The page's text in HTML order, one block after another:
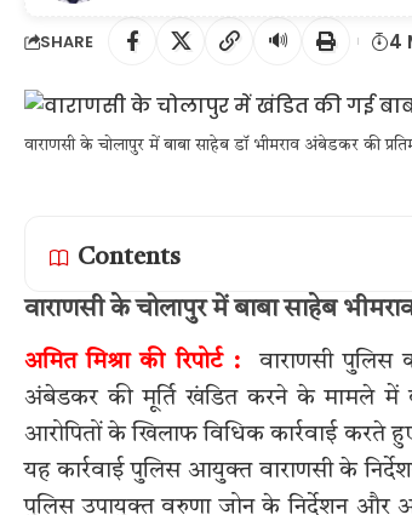
SHARE 🔊 4
वाराणसी के चोलापुर में बाबा साहेब डॉ भीमराव अंबेडकर की
Contents
वाराणसी के चोलापुर में बाबा साहेब
अमित मिश्रा की रिपोर्ट :वाराणसी पुलिस
अंबेडकर की मूर्ति खंडित करने के मामले में
आरोपितों के खिलाफ विधिक कार्रवाई करते
यह कार्रवाई पुलिस आयुक्त वाराणसी के
पुलिस उपायुक्त वरुणा जोन के निर्देशन और